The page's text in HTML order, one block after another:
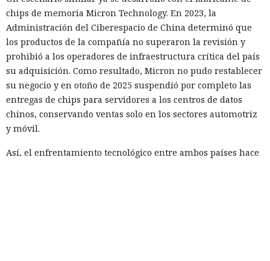
chips de memoria Micron Technology. En 2023, la
Administración del Ciberespacio de China determinó que
los productos de la compañía no superaron la revisión y
prohibió a los operadores de infraestructura crítica del país
su adquisición. Como resultado, Micron no pudo restablecer
su negocio y en otoño de 2025 suspendió por completo las
entregas de chips para servidores a los centros de datos
chinos, conservando ventas solo en los sectores automotriz
y móvil.
Así, el enfrentamiento tecnológico entre ambos países hace